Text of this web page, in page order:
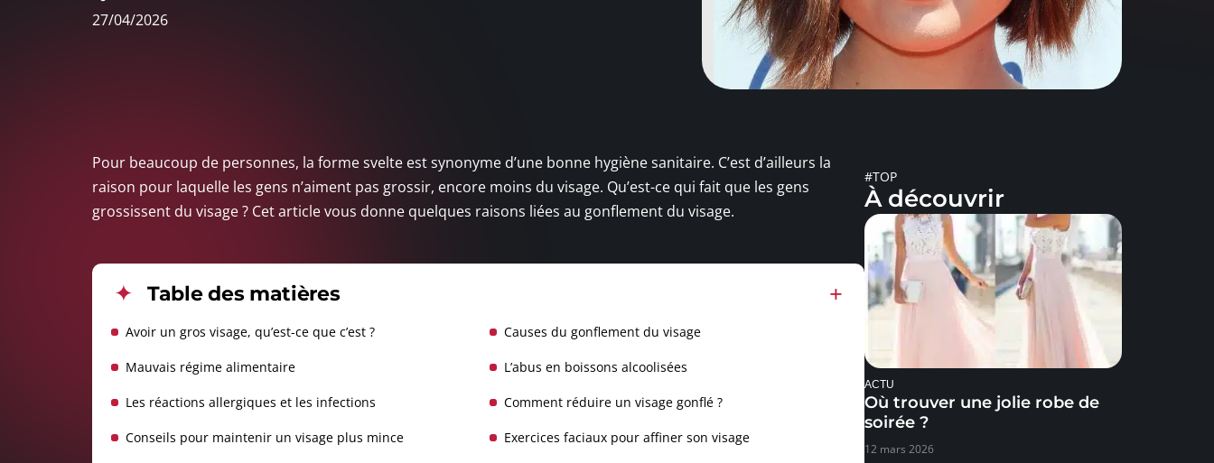
27/04/2026
Pour beaucoup de personnes, la forme svelte est synonyme d’une bonne hygiène sanitaire. C’est d’ailleurs la
raison pour laquelle les gens n’aiment pas grossir, encore moins du visage. Qu’est-ce qui fait que les gens
grossissent du visage ? Cet article vous donne quelques raisons liées au gonflement du visage.
Table des matières
Avoir un gros visage, qu’est-ce que c’est ? Causes du gonflement du visage
Mauvais régime alimentaire L’abus en boissons alcoolisées
Les réactions allergiques et les infections Comment réduire un visage gonflé ?
Conseils pour maintenir un visage plus mince Exercices faciaux pour affiner son visage
#TOP
À découvrir
ACTU
Où trouver une jolie robe de
soirée ?
12 mars 2026